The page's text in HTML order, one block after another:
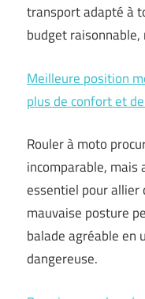
transport adapté à
budget
Meilleure position
plus de confort et
Rouler à moto
incomparable,
essentiel pour allier
mauvaise posture
balade agréable en
dangereuse.